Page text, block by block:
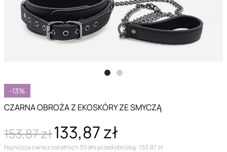
-13%
CZARNA OBROŻA Z EKOSKÓRY ZE SMYCZĄ
153,87 zł133,87 zł
Najniższa cena z ostatnich 30 dni przed obniżką: 153,87 zł